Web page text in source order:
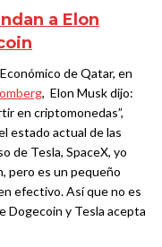
a Elon
de Qatar, en
, Elon Musk dijo:
en criptomonedas”,
estado actual de las
de Tesla, SpaceX, yo
pero es un pequeño
efectivo. Así que no es
Dogecoin y Tesla acepta